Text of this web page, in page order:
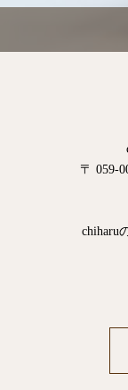
〒 059-
chiharu